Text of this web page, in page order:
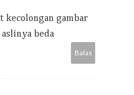
kecolongan gambar
beda
Balas